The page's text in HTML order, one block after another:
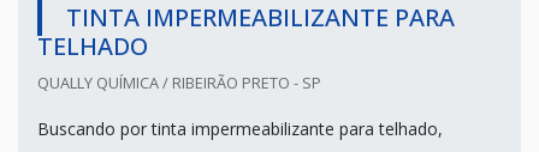
TINTA IMPERMEABILIZANTE PARA
TELHADO
QUALLY QUÍMICA / RIBEIRÃO PRETO - SP
Buscando por tinta impermeabilizante para telhado,